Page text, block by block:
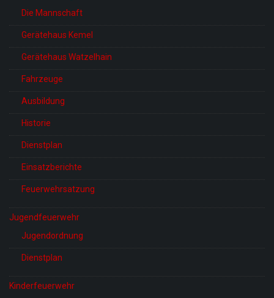
Die Mannschaft
Gerätehaus Kemel
Gerätehaus Watzelhain
Fahrzeuge
Ausbildung
Historie
Dienstplan
Einsatzberichte
Feuerwehrsatzung
Jugendfeuerwehr
Jugendordnung
Dienstplan
Kinderfeuerwehr